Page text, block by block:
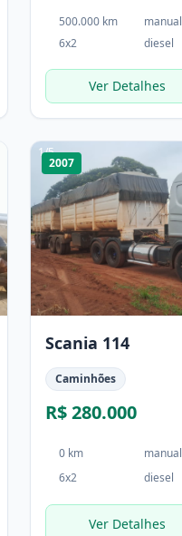
500.000 km
manual
6x2
diesel
Ver Detalhes
1/5
2007
Scania 114
Caminhões
R$ 280.000
0 km
manual
6x2
diesel
Ver Detalhes